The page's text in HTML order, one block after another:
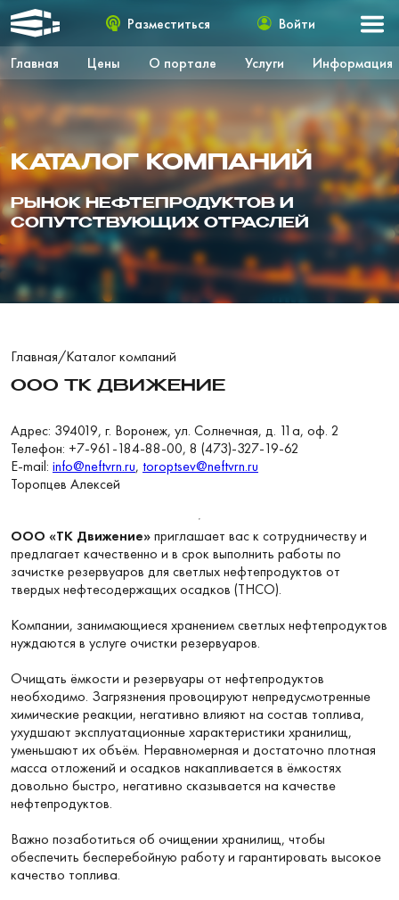
Главная Цены О портале Услуги Информация
Разместиться Войти
КАТАЛОГ КОМПАНИЙ
РЫНОК НЕФТЕПРОДУКТОВ И
СОПУТСТВУЮЩИХ ОТРАСЛЕЙ
Главная/Каталог компаний
ООО ТК ДВИЖЕНИЕ
Адрес: 394019, г. Воронеж, ул. Солнечная, д. 11а, оф. 2
Телефон: +7-961-184-88-00, 8 (473)-327-19-62
E-mail: info@neftvrn.ru, toroptsev@neftvrn.ru
Торопцев Алексей
ООО «ТК Движение»приглашает вас к сотрудничеству и
предлагает качественно и в срок выполнить работы по
зачистке резервуаров для светлых нефтепродуктов от
твердых нефтесодержащих осадков (ТНСО).
Компании, занимающиеся хранением светлых нефтепродуктов
нуждаются в услуге очистки резервуаров.
Очищать ёмкости и резервуары от нефтепродуктов
необходимо. Загрязнения провоцируют непредусмотренные
химические реакции, негативно влияют на состав топлива,
ухудшают эксплуатационные характеристики хранилищ,
уменьшают их объём. Неравномерная и достаточно плотная
масса отложений и осадков накапливается в ёмкостях
довольно быстро, негативно сказывается на качестве
нефтепродуктов.
Важно позаботиться об очищении хранилищ, чтобы
обеспечить бесперебойную работу и гарантировать высокое
качество топлива.